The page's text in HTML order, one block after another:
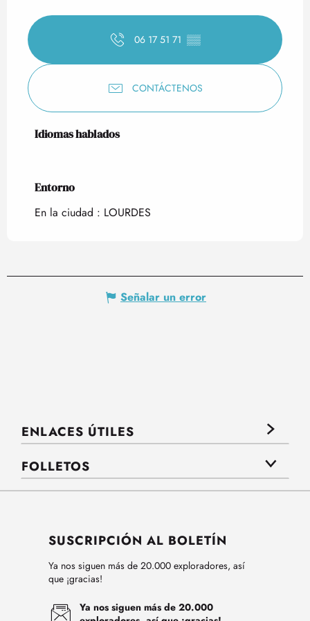
06 17 51 71 ▒▒
CONTÁCTENOS
Idiomas hablados
Idiomas hablados
Entorno
Entorno
En la ciudad : LOURDES
Señalar un error
ENLACES ÚTILES
FOLLETOS
SUSCRIPCIÓN AL BOLETÍN
Ya nos siguen más de 20.000 exploradores, así
que ¡gracias!
Ya nos siguen más de 20.000